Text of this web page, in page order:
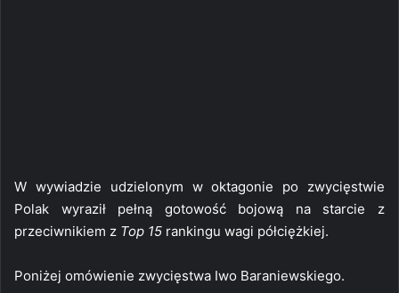
W wywiadzie udzielonym w oktagonie po zwycięstwie
Polak wyraził pełną gotowość bojową na starcie z
przeciwnikiem z Top 15 rankingu wagi półciężkiej.
Poniżej omówienie zwycięstwa Iwo Baraniewskiego.